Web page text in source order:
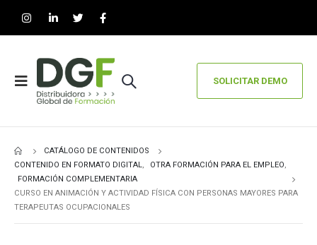
SOLICITAR DEMO
CATÁLOGO DE CONTENIDOS
CONTENIDO EN FORMATO DIGITAL, OTRA FORMACIÓN PARA EL EMPLEO,
FORMACIÓN COMPLEMENTARIA
CURSO EN ANIMACIÓN Y ACTIVIDAD FÍSICA CON PERSONAS MAYORES PARA
TERAPEUTAS OCUPACIONALES